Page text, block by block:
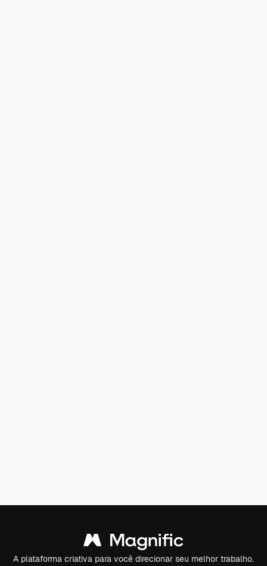
A plataforma criativa para você direcionar seu melhor trabalho.